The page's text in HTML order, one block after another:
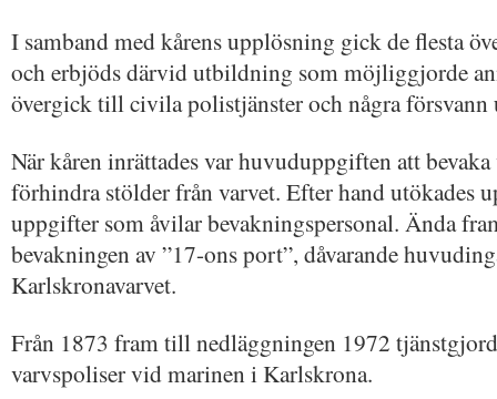
I samband med kårens upplösning gick de flesta
och erbjöds därvid utbildning som möjliggjorde
övergick till civila polistjänster och några
När kåren inrättades var huvuduppgiften att
förhindra stölder från varvet. Efter hand utökades
uppgifter som åvilar bevakningspersonal. Ända
bevakningen av ”17-ons port”, dåvarande
Karlskronavarvet.
Från 1873 fram till nedläggningen 1972
varvspoliser vid marinen i Karlskrona.